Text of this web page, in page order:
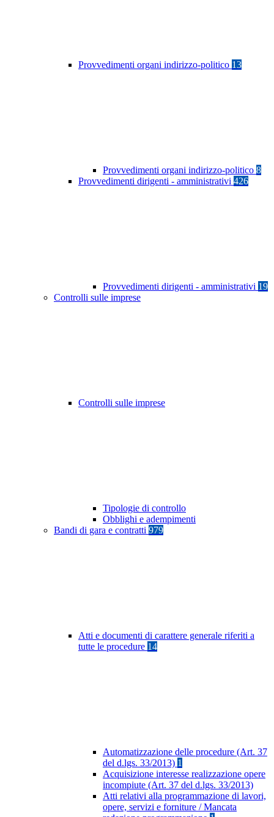
Provvedimenti organi indirizzo-politico 13
Provvedimenti organi indirizzo-politico 8
Provvedimenti dirigenti - amministrativi 426
Provvedimenti dirigenti - amministrativi 19
Controlli sulle imprese
Controlli sulle imprese
Tipologie di controllo
Obblighi e adempimenti
Bandi di gara e contratti 979
Atti e documenti di carattere generale riferiti a
tutte le procedure 14
Automatizzazione delle procedure (Art. 37
del d.lgs. 33/2013) 1
Acquisizione interesse realizzazione opere
incompiute (Art. 37 del d.lgs. 33/2013)
Atti relativi alla programmazione di lavori,
opere, servizi e forniture / Mancata